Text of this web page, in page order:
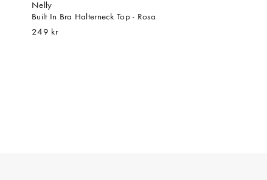
Nelly
Built In Bra Halterneck Top - Rosa
249 kr